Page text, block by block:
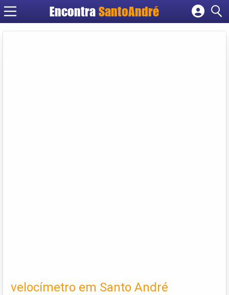
Encontra SantoAndré
Cadastrar empresa
velocímetro em Santo André